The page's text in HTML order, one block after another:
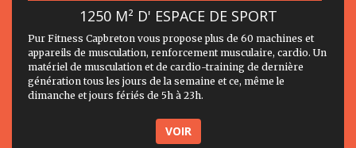
1250 M² D' ESPACE DE SPORT
Pur Fitness Capbreton vous propose plus de 60 machines et
appareils de musculation, renforcement musculaire, cardio. Un
matériel de musculation et de cardio-training de dernière
génération tous les jours de la semaine et ce, même le
dimanche et jours fériés de 5h à 23h.
VOIR